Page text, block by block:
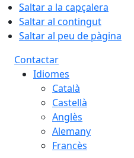
Saltar a la capçalera
Saltar al contingut
Saltar al peu de pàgina
Contactar
Idiomes
Català
Castellà
Anglès
Alemany
Francès